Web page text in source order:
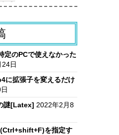
のPCで使えなかった
日
に拡張子を変えるだけ
謎[Latex] 2022年2月8
を指定す